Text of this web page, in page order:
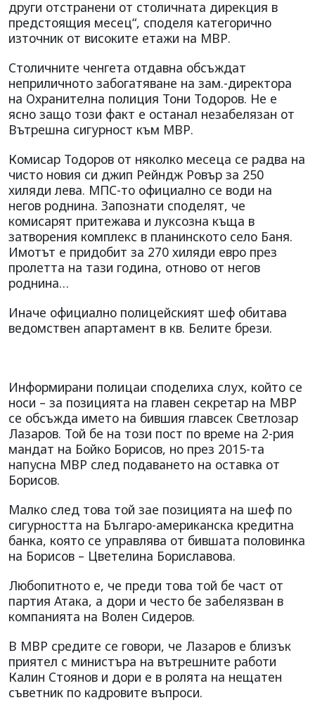
други отстранени от столичната дирекция в
предстоящия месец“, споделя категорично
източник от високите етажи на МВР.
Столичните ченгета отдавна обсъждат
неприличното забогатяване на зам.-директора
на Охранителна полиция Тони Тодоров. Не е
ясно защо този факт е останал незабелязан от
Вътрешна сигурност към МВР.
Комисар Тодоров от няколко месеца се радва на
чисто новия си джип Рейндж Ровър за 250
хиляди лева. МПС-то официално се води на
негов роднина. Запознати споделят, че
комисарят притежава и луксозна къща в
затворения комплекс в планинското село Баня.
Имотът е придобит за 270 хиляди евро през
пролетта на тази година, отново от негов
роднина…
Иначе официално полицейският шеф обитава
ведомствен апартамент в кв. Белите брези.
Информирани полицаи споделиха слух, който се
носи – за позицията на главен секретар на МВР
се обсъжда името на бившия главсек Светлозар
Лазаров. Той бе на този пост по време на 2-рия
мандат на Бойко Борисов, но през 2015-та
напусна МВР след подаването на оставка от
Борисов.
Малко след това той зае позицията на шеф по
сигурността на Българо-американска кредитна
банка, която се управлява от бившата половинка
на Борисов – Цветелина Бориславова.
Любопитното е, че преди това той бе част от
партия Атака, а дори и често бе забелязван в
компанията на Волен Сидеров.
В МВР средите се говори, че Лазаров е близък
приятел с министъра на вътрешните работи
Калин Стоянов и дори е в ролята на нещатен
съветник по кадровите въпроси.